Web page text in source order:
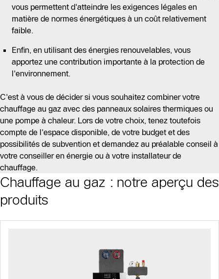
vous permettent d'atteindre les exigences légales en
matière de normes énergétiques à un coût relativement
faible.
Enfin, en utilisant des énergies renouvelables, vous
apportez une contribution importante à la protection de
l'environnement.
C'est à vous de décider si vous souhaitez combiner votre
chauffage au gaz avec des panneaux solaires thermiques ou
une pompe à chaleur. Lors de votre choix, tenez toutefois
compte de l'espace disponible, de votre budget et des
possibilités de subvention et demandez au préalable conseil à
votre conseiller en énergie ou à votre installateur de
chauffage.
Slider Cest une galerie dimages
Chauffage au gaz : notre aperçu des
produits